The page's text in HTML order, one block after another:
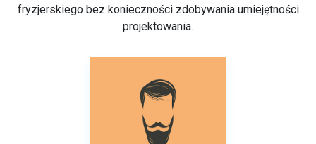
fryzjerskiego bez konieczności zdobywania umiejętności
projektowania.